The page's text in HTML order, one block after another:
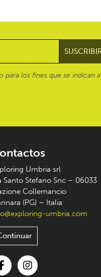
los fines que se indican a
Umbria srl
Santo Stefano Snc – 06033
Collemancio
(PG) – Italia
umbria.com